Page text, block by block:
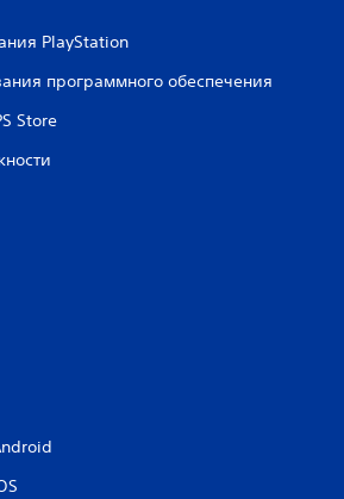
PlayStation
программного обеспечения
Store